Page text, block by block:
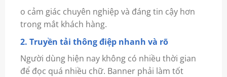
o cảm giác chuyên nghiệp và đáng tin cậy hơn
trong mắt khách hàng.
2. Truyền tải thông điệp nhanh và rõ
Người dùng hiện nay không có nhiều thời gian
để đọc quá nhiều chữ. Banner phải làm tốt